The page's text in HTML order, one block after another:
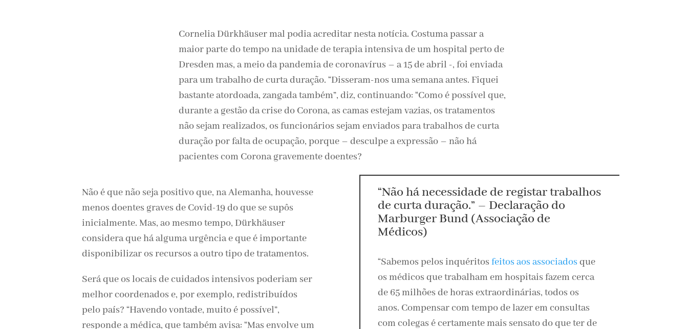
Cornelia Dürkhäuser mal podia acreditar nesta notícia. Costuma passar a
maior parte do tempo na unidade de terapia intensiva de um hospital perto de
Dresden mas, a meio da pandemia de coronavírus – a 15 de abril -, foi enviada
para um trabalho de curta duração. “Disseram-nos uma semana antes. Fiquei
bastante atordoada, zangada também”, diz, continuando: “Como é possível que,
durante a gestão da crise do Corona, as camas estejam vazias, os tratamentos
não sejam realizados, os funcionários sejam enviados para trabalhos de curta
duração por falta de ocupação, porque – desculpe a expressão – não há
pacientes com Corona gravemente doentes?
Não é que não seja positivo que, na Alemanha, houvesse
menos doentes graves de Covid-19 do que se supôs
inicialmente. Mas, ao mesmo tempo, Dürkhäuser
considera que há alguma urgência e que é importante
disponibilizar os recursos a outro tipo de tratamentos.
Será que os locais de cuidados intensivos poderiam ser
melhor coordenados e, por exemplo, redistribuídos
pelo país? “Havendo vontade, muito é possível”,
responde a médica, que também avisa: “Mas envolve um
“Não há necessidade de registar trabalhos
de curta duração.” – Declaração do
Marburger Bund (Associação de
Médicos)
“Sabemos pelos inquéritos feitos aos associadosque
os médicos que trabalham em hospitais fazem cerca
de 65 milhões de horas extraordinárias, todos os
anos. Compensar com tempo de lazer em consultas
com colegas é certamente mais sensato do que ter de